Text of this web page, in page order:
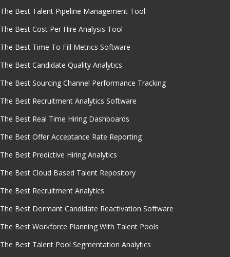
The Best Talent Pipeline Management Tool
The Best Cost Per Hire Analysis Tool
The Best Time To Fill Metrics Software
The Best Candidate Quality Analytics
The Best Sourcing Channel Performance Tracking
The Best Recruitment Analytics Software
The Best Real Time Hiring Dashboards
The Best Offer Acceptance Rate Reporting
The Best Predictive Hiring Analytics
The Best Cloud Based Talent Repository
The Best Recruitment Analytics
The Best Dormant Candidate Reactivation Software
The Best Workforce Planning With Talent Pools
The Best Talent Pool Segmentation Analytics